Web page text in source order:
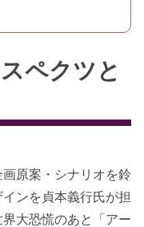
ペクツと
原案・シナリオを鈴
ンを貞本義行氏が担
大恐慌のあと「アー